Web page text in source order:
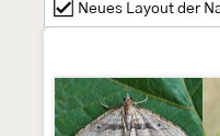
Neues Layout der